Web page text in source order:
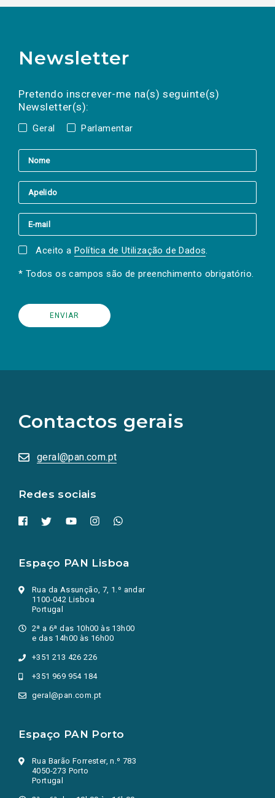
Newsletter
Pretendo inscrever-me na(s) seguinte(s)
Newsletter(s):
Geral Parlamentar
a(s) newsletter(s).
mail
Aceito a Política de Utilização de Dados.
* Todos os campos são de preenchimento obrigatório.
Contactos gerais
geral@pan.com.pt
Redes sociais
redes
sociais
numa
nova
Espaço PAN Lisboa
Rua da Assunção, 7, 1.º andar
1100-042 Lisboa
Portugal
2ª a 6ª das 10h00 às 13h00
e das 14h00 às 16h00
+351 213 426 226
+351 969 954 184
geral@pan.com.pt
Espaço PAN Porto
Rua Barão Forrester, n.º 783
4050-273 Porto
Portugal